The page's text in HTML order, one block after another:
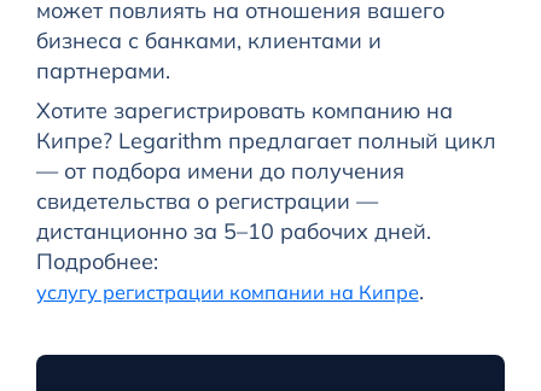
может повлиять на отношения вашего
бизнеса с банками, клиентами и
партнерами.
Хотите зарегистрировать компанию на
Кипре? Legarithm предлагает полный цикл
— от подбора имени до получения
свидетельства о регистрации —
дистанционно за 5–10 рабочих дней.
Подробнее:
услугу регистрации компании на Кипре.